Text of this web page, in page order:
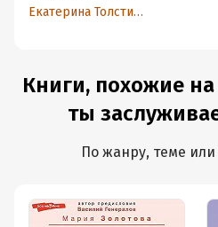
Меняю жизнь едойЕкатерина Толстикова
Книги, похожие
ты
По жанру, теме